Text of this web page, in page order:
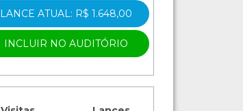
LANCE ATUAL: R$ 1.648,00
INCLUIR NO AUDITÓRIO